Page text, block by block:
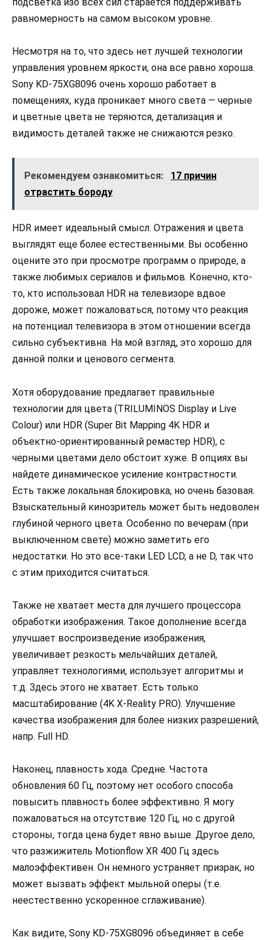
равномерность на самом высоком уровне.
Несмотря на то, что здесь нет лучшей технологии
управления уровнем яркости, она все равно хороша.
Sony KD-75XG8096 очень хорошо работает в
помещениях, куда проникает много света — черные
и цветные цвета не теряются, детализация и
видимость деталей также не снижаются резко.
Рекомендуем ознакомиться:
17 причин
отрастить бороду
HDR имеет идеальный смысл. Отражения и цвета
выглядят еще более естественными. Вы особенно
оцените это при просмотре программ о природе, а
также любимых сериалов и фильмов. Конечно, кто-
то, кто использовал HDR на телевизоре вдвое
дороже, может пожаловаться, потому что реакция
на потенциал телевизора в этом отношении всегда
сильно субъективна. На мой взгляд, это хорошо для
данной полки и ценового сегмента.
Хотя оборудование предлагает правильные
технологии для цвета (TRILUMINOS Display и Live
Colour) или HDR (Super Bit Mapping 4K HDR и
объектно-ориентированный ремастер HDR), с
черными цветами дело обстоит хуже. В опциях вы
найдете динамическое усиление контрастности.
Есть также локальная блокировка, но очень базовая.
Взыскательный кинозритель может быть недоволен
глубиной черного цвета. Особенно по вечерам (при
выключенном свете) можно заметить его
недостатки. Но это все-таки LED LCD, а не D, так что
с этим приходится считаться.
Также не хватает места для лучшего процессора
обработки изображения. Такое дополнение всегда
улучшает воспроизведение изображения,
увеличивает резкость мельчайших деталей,
управляет технологиями, использует алгоритмы и
т.д. Здесь этого не хватает. Есть только
масштабирование (4K X-Reality PRO). Улучшение
качества изображения для более низких разрешений,
напр. Full HD.
Наконец, плавность хода. Средне. Частота
обновления 60 Гц, поэтому нет особого способа
повысить плавность более эффективно. Я могу
пожаловаться на отсутствие 120 Гц, но с другой
стороны, тогда цена будет явно выше. Другое дело,
что разжижитель Motionflow XR 400 Гц здесь
малоэффективен. Он немного устраняет призрак, но
может вызвать эффект мыльной оперы (т.е.
неестественно ускоренное сглаживание).
Как видите, Sony KD-75XG8096 объединяет в себе